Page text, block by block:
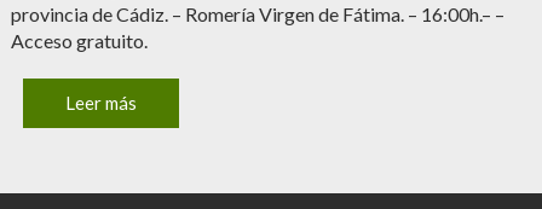
provincia de Cádiz. – Romería Virgen de Fátima. – 16:00h.– –
Acceso gratuito.
Leer más